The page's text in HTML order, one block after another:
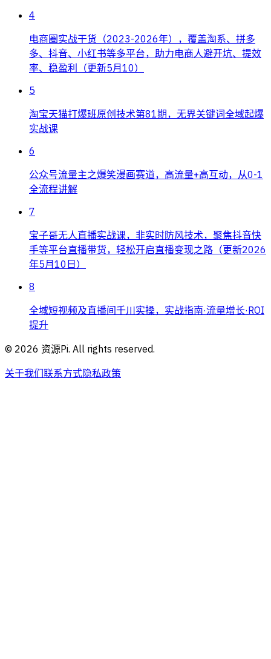
4
电商圈实战干货（2023-2026年），覆盖淘系、拼多
多、抖音、小红书等多平台，助力电商人避开坑、提效
率、稳盈利（更新5月10）
5
淘宝天猫打爆班原创技术第81期，无界关键词全域起爆
实战课
6
公众号流量主之爆笑漫画赛道，高流量+高互动，从0-1
全流程讲解
7
宝子哥无人直播实战课，非实时防风技术，聚焦抖音快
手等平台直播带货，轻松开启直播变现之路（更新2026
年5月10日）
8
全域短视频及直播间千川实操，实战指南·流量增长·ROI
提升
© 2026 资源Pi. All rights reserved.
关于我们联系方式隐私政策